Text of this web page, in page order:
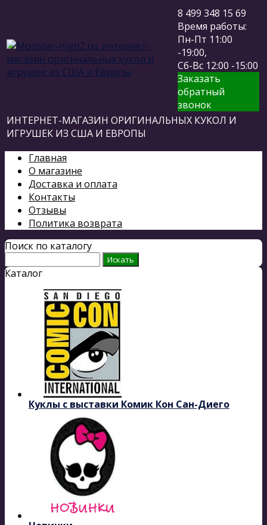
8 499 348 15 69
Время работы:
Пн-Пт 11:00
-19:00,
Сб-Вс 12:00 -15:00
Заказать
обратный
звонок
ИНТЕРНЕТ-МАГАЗИН ОРИГИНАЛЬНЫХ КУКОЛ И
ИГРУШЕК ИЗ США И ЕВРОПЫ
Главная
О магазине
Доставка и оплата
Контакты
Отзывы
Политика возврата
Поиск по каталогу
Каталог
Куклы с выставки Комик Кон Сан-Диего